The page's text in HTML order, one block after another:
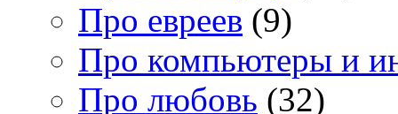
Про евреев (9)
Про компьютеры и
Про любовь (32)